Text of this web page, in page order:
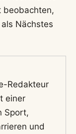
beobachten,
als Nächstes
Redakteur
einer
Sport,
und